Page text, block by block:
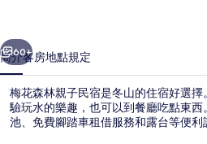
宿
的
相
片
個 下一個
60+
簡介客房地點規定
梅花森林親子民宿是冬山的住宿好選
驗玩水的樂趣，也可以到餐廳吃點東
池、免費腳踏車租借服務和露台等便利